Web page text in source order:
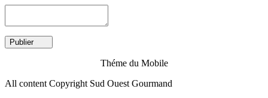
Théme du Mobile
All content Copyright Sud Ouest Gourmand